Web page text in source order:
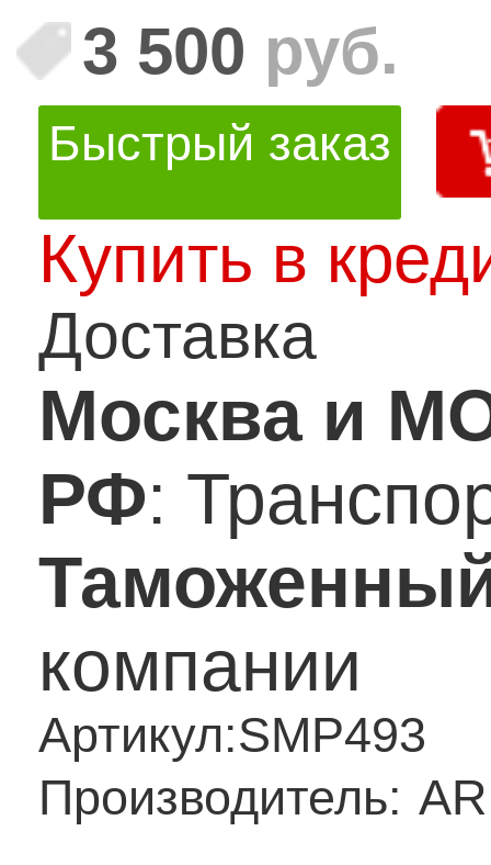
3 500 руб.
Быстрый заказ
Купить в
Доставка
Москва и
РФ:
компании
Артикул:SMP493
Производитель: